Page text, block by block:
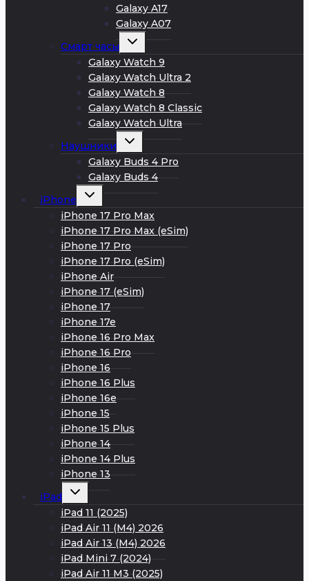
Galaxy A17
Galaxy A07
Смарт часы
Развернуть
дочернее
меню
Galaxy Watch 9
Galaxy Watch Ultra 2
Galaxy Watch 8
Galaxy Watch 8 Classic
Galaxy Watch Ultra
Наушники
Развернуть
дочернее
меню
Galaxy Buds 4 Pro
Galaxy Buds 4
iPhone
Развернуть
дочернее
меню
iPhone 17 Pro Max
iPhone 17 Pro Max (eSim)
iPhone 17 Pro
iPhone 17 Pro (eSim)
iPhone Air
iPhone 17 (eSim)
iPhone 17
iPhone 17e
iPhone 16 Pro Max
iPhone 16 Pro
iPhone 16
iPhone 16 Plus
iPhone 16e
iPhone 15
iPhone 15 Plus
iPhone 14
iPhone 14 Plus
iPhone 13
iPad
Развернуть
дочернее
меню
iPad 11 (2025)
iPad Air 11 (M4) 2026
iPad Air 13 (M4) 2026
iPad Mini 7 (2024)
iPad Air 11 M3 (2025)